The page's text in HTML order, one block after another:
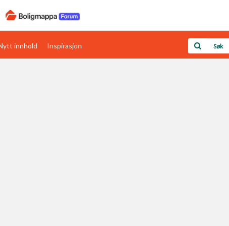
Boligens papirer
innhold Inspirasjon